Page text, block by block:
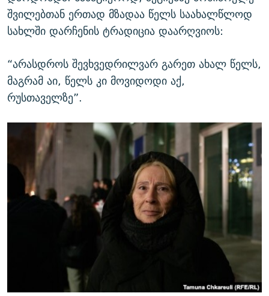
შვილებთან ერთად მზადაა წელს საახალწლოდ
სახლში დარჩენის ტრადიცია დაარღვიოს:
“არასდროს შევხვედრილვარ გარეთ ახალ წელს,
მაგრამ აი, წელს კი მოვიდოდი აქ,
რუსთაველზე”.